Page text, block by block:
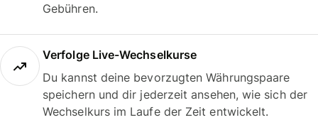
Gebühren.
Verfolge Live-Wechselkurse
Du kannst deine bevorzugten Währungspaare
speichern und dir jederzeit ansehen, wie sich der
Wechselkurs im Laufe der Zeit entwickelt.